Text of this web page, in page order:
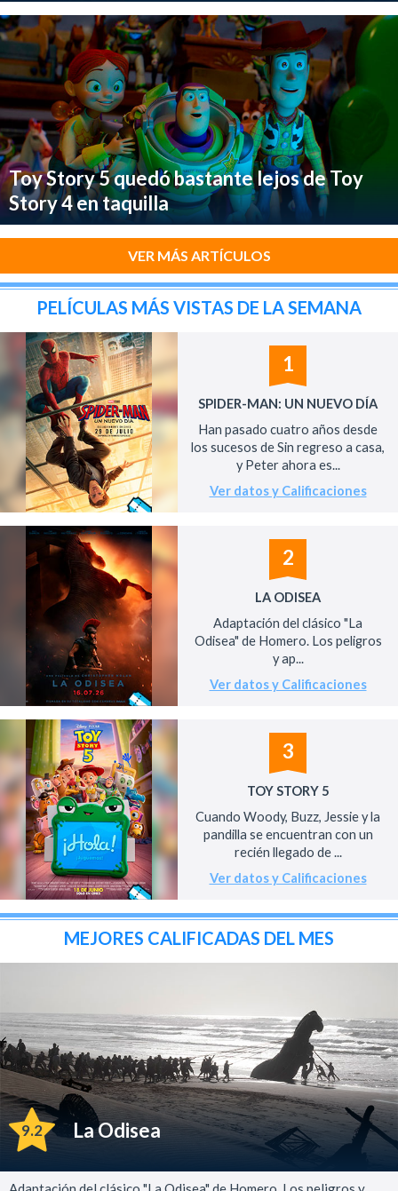
Toy Story 5 quedó bastante lejos de Toy
Story 4 en taquilla
VER MÁS ARTÍCULOS
PELÍCULAS MÁS VISTAS DE LA SEMANA
1
SPIDER-MAN: UN NUEVO DÍA
Han pasado cuatro años desde
los sucesos de Sin regreso a casa,
y Peter ahora es...
Ver datos y Calificaciones
2
LA ODISEA
Adaptación del clásico "La
Odisea" de Homero. Los peligros
y ap...
Ver datos y Calificaciones
3
TOY STORY 5
Cuando Woody, Buzz, Jessie y la
pandilla se encuentran con un
recién llegado de ...
Ver datos y Calificaciones
MEJORES CALIFICADAS DEL MES
9.2 La Odisea